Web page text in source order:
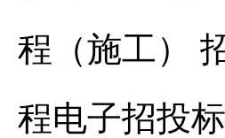
程（施工）
程电子招投